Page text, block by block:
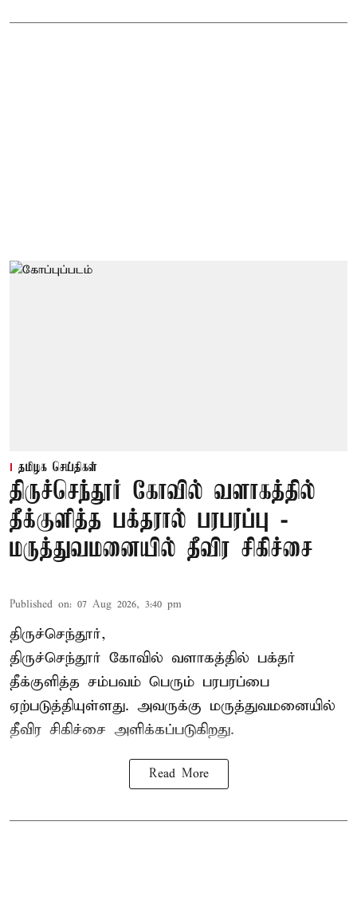
தமிழக செய்திகள்
திருச்செந்தூர் கோவில் வளாகத்தில்
தீக்குளித்த பக்தரால் பரபரப்பு -
மருத்துவமனையில் தீவிர சிகிச்சை
Published on: 07 Aug 2026, 3:40 pm
திருச்செந்தூர்,
திருச்செந்தூர் கோவில் வளாகத்தில் பக்தர்
தீக்குளித்த சம்பவம் பெரும் பரபரப்பை
ஏற்படுத்தியுள்ளது. அவருக்கு மருத்துவமனையில்
தீவிர சிகிச்சை அளிக்கப்படுகிறது.
Read More